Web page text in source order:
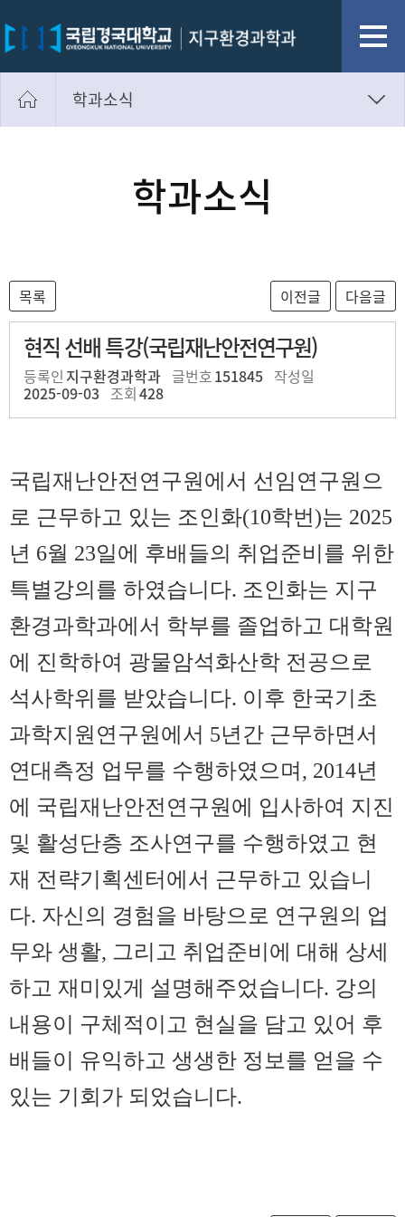
학과소식
학과소식
현직 선배 특강(국립재난안전연구원)
등록인 지구환경과학과 글번호151845 작성일
2025-09-03 조회428
국립재난안전연구원에서 선임연구원으
로 근무하고 있는 조인화(10학번)는 2025
년 6월 23일에 후배들의 취업준비를 위한
특별강의를 하였습니다. 조인화는 지구
환경과학과에서 학부를 졸업하고 대학원
에 진학하여 광물암석화산학 전공으로
석사학위를 받았습니다. 이후 한국기초
과학지원연구원에서 5년간 근무하면서
연대측정 업무를 수행하였으며 , 2014년
에 국립재난안전연구원에 입사하여 지진
및 활성단층 조사연구를 수행하였고 현
재 전략기획센터에서 근무하고 있습니
다. 자신의 경험을 바탕으로 연구원의 업
무와 생활, 그리고 취업준비에 대해 상세
하고 재미있게 설명해주었습니다. 강의
내용이 구체적이고 현실을 담고 있어 후
배들이 유익하고 생생한 정보를 얻을 수
있는 기회가 되었습니다.